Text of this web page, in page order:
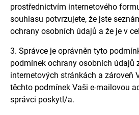
prostřednictvím internetového
souhlasu potvrzujete, že jste
ochrany osobních údajů a že je v
3. Správce je oprávněn tyto
podmínek ochrany osobních údajů
internetových stránkách a zároveň
těchto podmínek Vaši e-mailovou
správci poskytl/a.